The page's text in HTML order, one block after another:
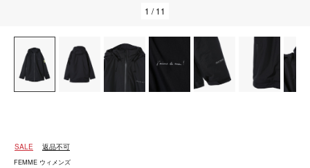
1 / 11
SALE 返品不可
FEMME ウィメンズ